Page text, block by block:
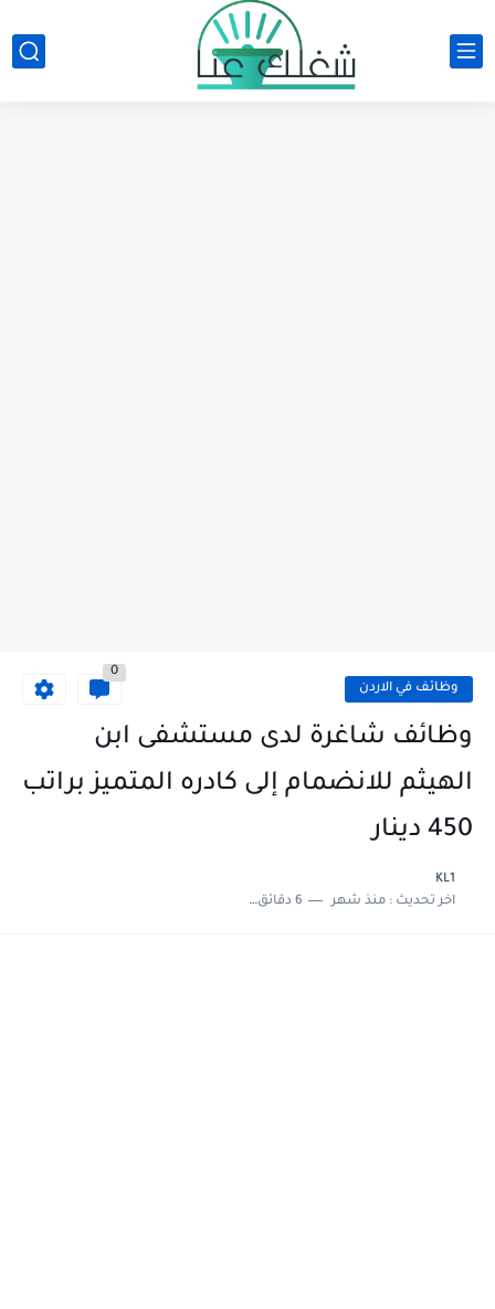
وظائف في الاردن
0
وظائف شاغرة لدى مستشفى ابن
الهيثم للانضمام إلى كادره المتميز براتب
450 دينار
KL1
اخر تحديث :منذ شهر 6 دقائق للقراءة